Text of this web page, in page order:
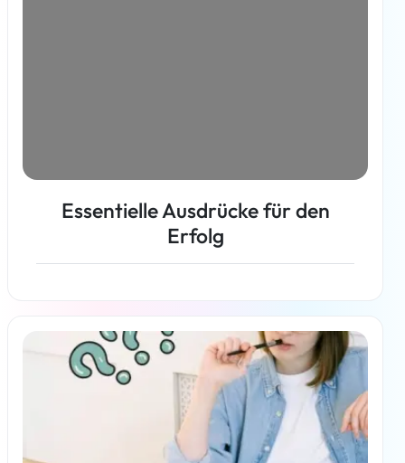
Essentielle Ausdrücke für den
Erfolg
Weiterlesen